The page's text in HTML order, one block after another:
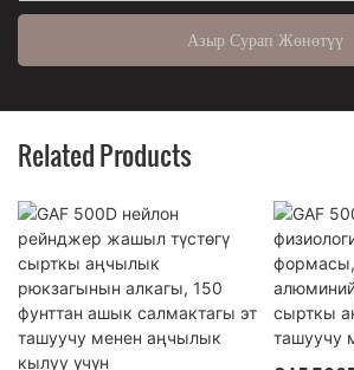
Азыр Сурап Жөнөтүү
Related Products